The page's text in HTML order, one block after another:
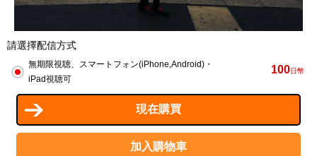
請選擇配信方式
無期限視聴、スマートフォン(iPhone,Android)・
iPad視聴可
100日幣